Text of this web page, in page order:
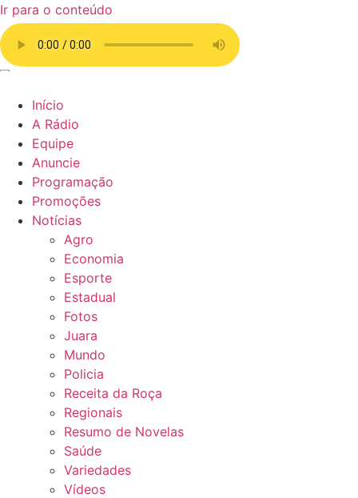
Ir para o conteúdo
Início
A Rádio
Equipe
Anuncie
Programação
Promoções
Notícias
Agro
Economia
Esporte
Estadual
Fotos
Juara
Mundo
Policia
Receita da Roça
Regionais
Resumo de Novelas
Saúde
Variedades
Vídeos